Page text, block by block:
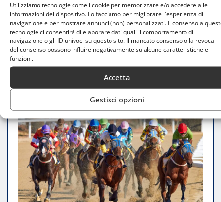
Utilizziamo tecnologie come i cookie per memorizzare e/o accedere alle
informazioni del dispositivo. Lo facciamo per migliorare l'esperienza di
navigazione e per mostrare annunci (non) personalizzati. Il consenso a
tecnologie ci consentirà di elaborare dati quali il comportamento di
navigazione o gli ID univoci su questo sito. Il mancato consenso o la revoca
del consenso possono influire negativamente su alcune caratteristiche e
funzioni.
Accetta
Gestisci opzioni
Home
Il futuro del galoppo italiano: 11 Corse declassate
e 9 a rischio per il 2026